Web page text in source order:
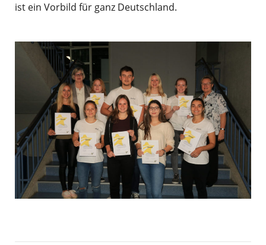
ist ein Vorbild für ganz Deutschland.